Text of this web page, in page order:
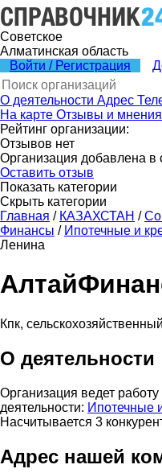
Советское
Алматинская область
Войти / Регистрация
О деятельности Адрес
На карте Отзывы и мнения
Рейтинг организации:
Отзывов нет
Организация добавлена в
Оставить отзыв
Показать категории
Скрыть категории
Главная / КАЗАХСТАН /
Финансы / Ипотечные и
Ленина
Кпк,
О деятельности
Организация ведет
деятельности: Ипотечные
Насчитывается 3
Адрес нашей